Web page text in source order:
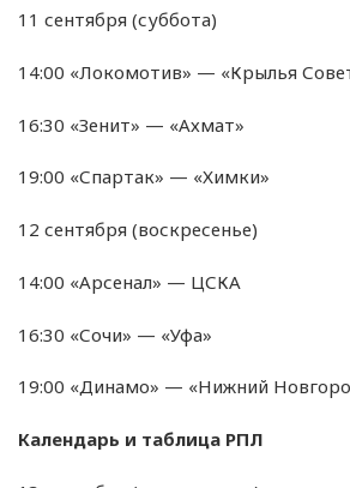
11 сентября (суббота)
14:00 «Локомотив» — «Крылья
16:30 «Зенит» — «Ахмат»
19:00 «Спартак» — «Химки»
12 сентября (воскресенье)
14:00 «Арсенал» — ЦСКА
16:30 «Сочи» — «Уфа»
19:00 «Динамо» — «Нижний
Календарь и таблица РПЛ